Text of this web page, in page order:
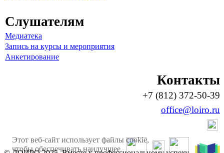
Слушателям
Медиатека
Запись на курсы и мероприятия
Анкетирование
Контакты
+7 (812) 372-50-39
office@loiro.ru
Этот веб-сайт использует файлы cookie,
чтобы обеспечивать наилучшее